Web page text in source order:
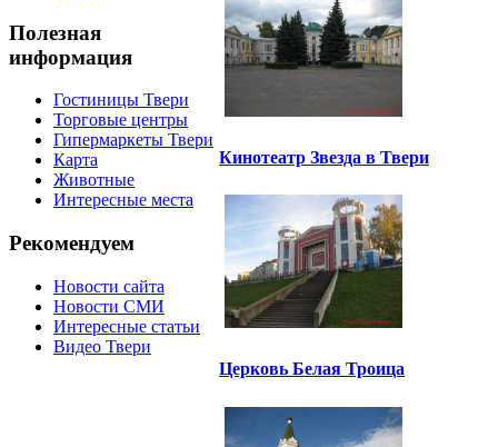
Полезная
информация
Гостиницы Твери
Торговые центры
Гипермаркеты Твери
Карта
Животные
Интересные места
Рекомендуем
Новости сайта
Новости СМИ
Интересные статьи
Видео Твери
Кинотеатр Звезда в Твери
Церковь Белая Троица